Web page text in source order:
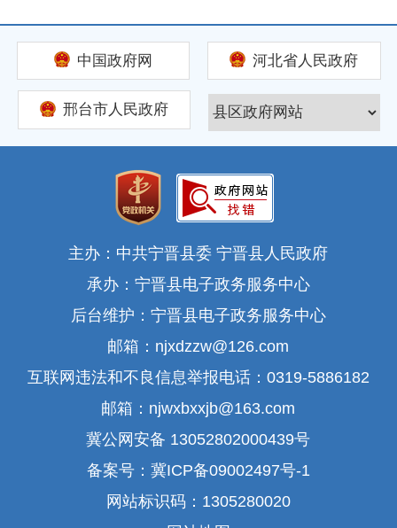
中国政府网 河北省人民政府
邢台市人民政府
主办：中共宁晋县委 宁晋县人民政府
承办：宁晋县电子政务服务中心
后台维护：宁晋县电子政务服务中心
邮箱：njxdzzw@126.com
互联网违法和不良信息举报电话：0319-5886182
邮箱：njwxbxxjb@163.com
冀公网安备 13052802000439号
备案号：冀ICP备09002497号-1
网站标识码：1305280020